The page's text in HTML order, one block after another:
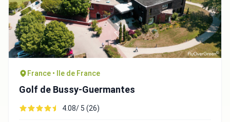
France • Ile de France
Golf de Bussy-Guermantes
4.08/ 5 (26)